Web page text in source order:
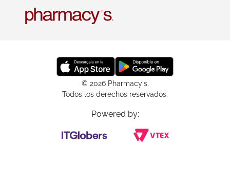
© 2026 Pharmacy's.
Todos los derechos reservados.
Powered by: